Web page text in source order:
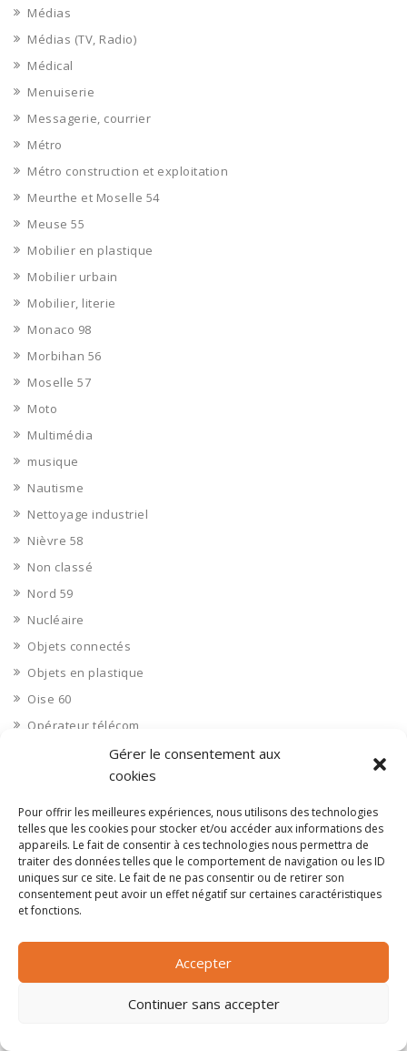
Gérer le consentement aux
cookies
Pour offrir les meilleures expériences, nous utilisons des technologies
telles que les cookies pour stocker et/ou accéder aux informations des
appareils. Le fait de consentir à ces technologies nous permettra de
traiter des données telles que le comportement de navigation ou les ID
uniques sur ce site. Le fait de ne pas consentir ou de retirer son
consentement peut avoir un effet négatif sur certaines caractéristiques
et fonctions.
Accepter
Continuer sans accepter
Médias
Médias (TV, Radio)
Médical
Menuiserie
Messagerie, courrier
Métro
Métro construction et exploitation
Meurthe et Moselle 54
Meuse 55
Mobilier en plastique
Mobilier urbain
Mobilier, literie
Monaco 98
Morbihan 56
Moselle 57
Moto
Multimédia
musique
Nautisme
Nettoyage industriel
Nièvre 58
Non classé
Nord 59
Nucléaire
Objets connectés
Objets en plastique
Oise 60
Opérateur télécom
Opérateurs télécom
Ordinateurs
Orne 61
Ouvrages d’art
Paramédical, compléments alimentaires
Paris 75